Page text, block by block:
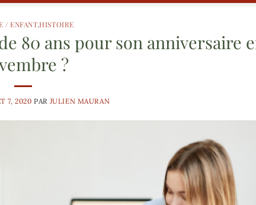
/ ENFANT,HISTOIRE
80 ans pour son anniversaire
?
7, 2020 PAR JULIEN MAURAN